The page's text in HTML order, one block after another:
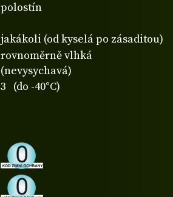
polostín
jakákoli (od kyselá po zásaditou)
rovnoměrně vlhká
(nevysychavá)
3 (do -40°C)